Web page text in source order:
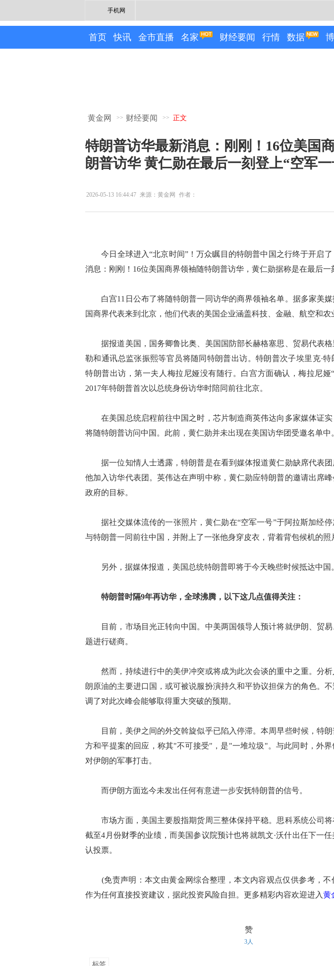
手机网
首页 快讯 金市直播 名家 财经要闻 行情 数据
黄金网 >> 财经要闻 >> 正文
特朗普访华最新消息：刚刚！16位美国
朗普访华 黄仁勋在最后一刻登上“空军一
2026-05-13 16:44:47 来源：黄金网 作者：
今日全球进入“北京时间”！万众瞩目的特朗普中国之行终于开启了
消息：刚刚！16位美国商界领袖随特朗普访华，黄仁勋据称是在最后一
白宫11日公布了将随特朗普一同访华的商界领袖名单。据多家美媒
国商界代表来到北京，他们代表的美国企业涵盖科技、金融、航空和农
据报道美国，国务卿鲁比奥、美国国防部长赫格塞思、贸易代表格
勒和通讯总监张振熙等官员将随同特朗普出访。特朗普次子埃里克·特
特朗普出访，第一夫人梅拉尼娅没有随行。白宫方面确认，梅拉尼娅
2017年特朗普首次以总统身份访华时陪同前往北京。
在美国总统启程前往中国之时，芯片制造商英伟达向多家媒体证实
将随特朗普访问中国。此前，黄仁勋并未出现在美国访华团受邀名单中
据一位知情人士透露，特朗普是在看到媒体报道黄仁勋缺席代表团
他加入访华代表团。英伟达在声明中称，黄仁勋应特朗普的邀请出席
政府的目标。
据社交媒体流传的一张照片，黄仁勋在“空军一号”于阿拉斯加经停
与特朗普一同前往中国，并附上了一张他身穿皮衣，背着背包候机的照
另外，据媒体报道，美国总统特朗普即将于今天晚些时候抵达中国
特朗普时隔9年再访华，全球沸腾，以下这几点值得关注：
目前，市场目光正转向中国。中美两国领导人预计将就伊朗、贸易
题进行磋商。
然而，持续进行中的美伊冲突或将成为此次会谈的重中之重。分析
朗原油的主要进口国，或可被说服扮演持久和平协议担保方的角色。
调了对此次峰会能够取得重大突破的预期。
目前，美伊之间的外交斡旋似乎已陷入停滞。本周早些时候，特朗
方和平提案的回应，称其"不可接受"，是"一堆垃圾"。与此同时，外界
对伊朗的军事打击。
而伊朗方面迄今未发出任何有意进一步安抚特朗普的信号。
市场方面，美国主要股指期货周三整体保持平稳。思科系统公司将
截至4月份财季的业绩，而美国参议院预计也将就凯文·沃什出任下一
认投票。
(免责声明：本文由黄金网综合整理，本文内容观点仅供参考，不
作为任何直接投资建议，据此投资风险自担。更多精彩内容欢迎进入黄
赞
3人
标签